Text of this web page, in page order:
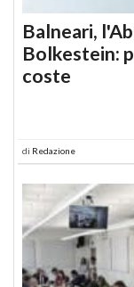
Balneari,
Bolkestein:
coste
di Redazione